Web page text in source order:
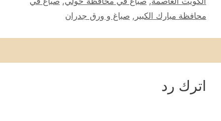
محافظة مبارك الكبير , صباغ و ورق جدران
اترك رد